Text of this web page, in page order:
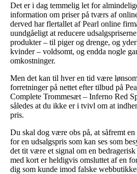
Det er i dag temmelig let for
information om priser på tværs af
derved har flertallet af Pearl online
uundgåeligt at reducere
produkter – til piger og drenge, og
kvinder – voldsomt, og endda nogle
omkostninger.
Men det kan til hver en tid være
forretninger på nettet efter tilbud på
Complete Trommesæt – Inferno Red
således at du ikke er i tvivl om at
pris.
Du skal dog være obs på, at såfremt
for en udsalgspris som kan ses som
det tit være et signal om en
med kort er heldigvis omsluttet af en
dig som kunde imod falske